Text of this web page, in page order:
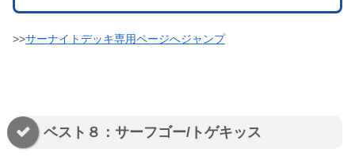
>>サーナイトデッキ専用ページへジャンプ
ベスト８：サーフゴー/トゲキッス